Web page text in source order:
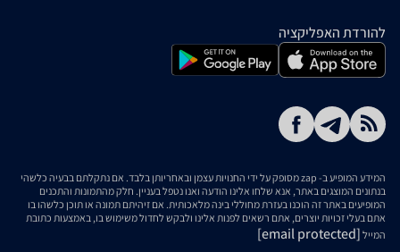
להורדת האפליקציה
המידע המופיע ב- zap מסופק על ידי החנויות עצמן ובאחריותן בלבד. אם נתקלתם בבעיה כלשהי
בנתונים המוצגים באתר, אנא שלחו אלינו הודעה ואנו נטפל בעניין. חלק מהתמונות והתכנים
המופיעים באתר זה הוכנו בעזרת מחוללי בינה מלאכותית. אם זיהיתם תמונה או תוכן כלשהו בו
אתם בעלי זכויות יוצרים, אתם רשאים לפנות אלינו ולבקש לחדול משימוש בו, באמצעות כתובת
המייל [email protected]